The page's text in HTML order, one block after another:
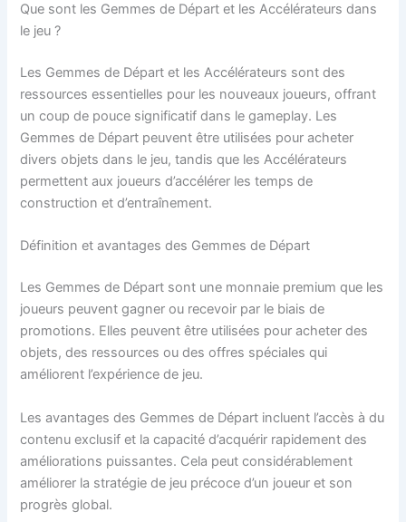
Que sont les Gemmes de Départ et les Accélérateurs dans
le jeu ?
Les Gemmes de Départ et les Accélérateurs sont des
ressources essentielles pour les nouveaux joueurs, offrant
un coup de pouce significatif dans le gameplay. Les
Gemmes de Départ peuvent être utilisées pour acheter
divers objets dans le jeu, tandis que les Accélérateurs
permettent aux joueurs d’accélérer les temps de
construction et d’entraînement.
Définition et avantages des Gemmes de Départ
Les Gemmes de Départ sont une monnaie premium que les
joueurs peuvent gagner ou recevoir par le biais de
promotions. Elles peuvent être utilisées pour acheter des
objets, des ressources ou des offres spéciales qui
améliorent l’expérience de jeu.
Les avantages des Gemmes de Départ incluent l’accès à du
contenu exclusif et la capacité d’acquérir rapidement des
améliorations puissantes. Cela peut considérablement
améliorer la stratégie de jeu précoce d’un joueur et son
progrès global.